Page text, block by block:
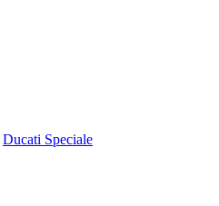
Ducati Speciale